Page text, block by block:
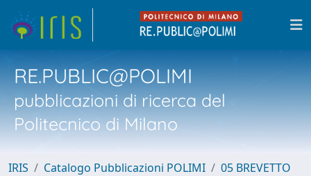
RE.PUBLIC@POLIMI
pubblicazioni di ricerca del
Politecnico di Milano
IRIS Catalogo Pubblicazioni POLIMI
05 BREVETTO